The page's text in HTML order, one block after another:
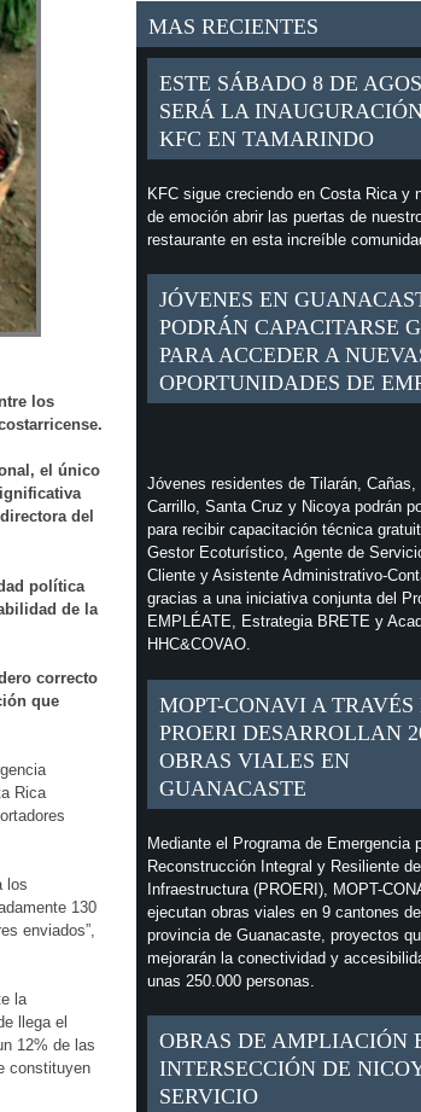
los
el único
del
política
de la
correcto
que
Rica
los
130
enviados”,
la
llega el
12% de las
constituyen
MAS RECIENTES
ESTE SÁBADO 8 DE
SERÁ LA
KFC EN TAMARINDO
KFC sigue creciendo en Costa Rica y
de emoción abrir las puertas de
restaurante en esta increíble
JÓVENES EN
PODRÁN CAPACITARSE
PARA ACCEDER A
OPORTUNIDADES DE
Jóvenes residentes de Tilarán, Cañas,
Carrillo, Santa Cruz y Nicoya podrán
para recibir capacitación técnica
Gestor Ecoturístico, Agente de
Cliente y Asistente Administrativo-
gracias a una iniciativa conjunta del
EMPLÉATE, Estrategia BRETE y
HHC&COVAO.
MOPT-CONAVI A TRAVÉS
PROERI DESARROLLAN
OBRAS VIALES EN
GUANACASTE
Mediante el Programa de Emergencia
Reconstrucción Integral y Resiliente de
Infraestructura (PROERI), MOPT-
ejecutan obras viales en 9 cantones
provincia de Guanacaste, proyectos
mejorarán la conectividad y
unas 250.000 personas.
OBRAS DE AMPLIACIÓN
INTERSECCIÓN DE
SERVICIO